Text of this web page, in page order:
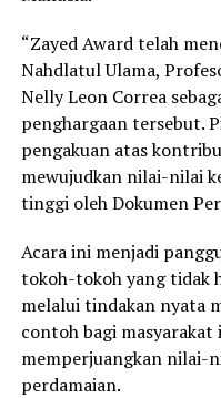
“Zayed Award telah
Nahdlatul Ulama,
Nelly Leon Correa
penghargaan tersebut.
pengakuan atas
mewujudkan nilai-nilai
tinggi oleh Dokumen
Acara ini menjadi
tokoh-tokoh yang tidak
melalui tindakan nyata
contoh bagi
memperjuangkan nilai-
perdamaian.